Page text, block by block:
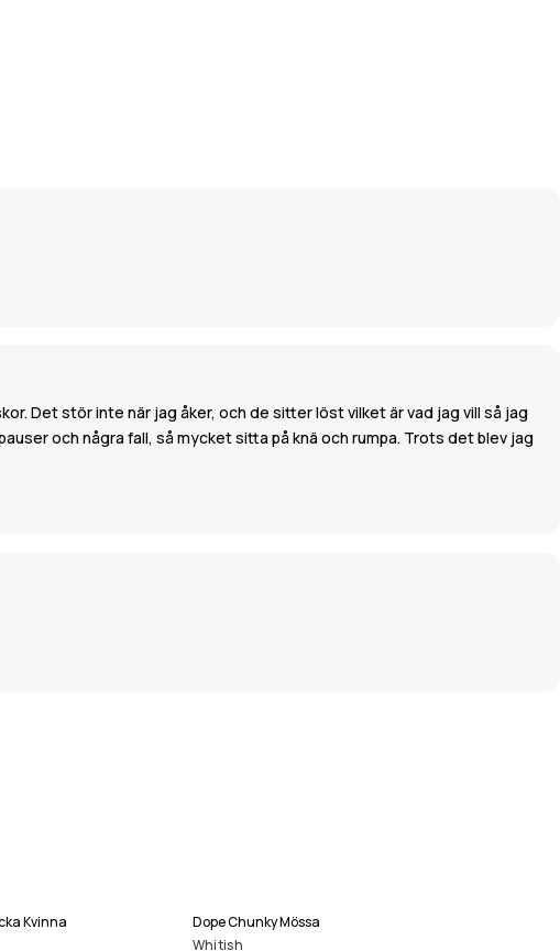
Det stör inte när jag åker, och de sitter löst vilket är vad jag vill så jag
och några fall, så mycket sitta på knä och rumpa. Trots det blev jag
Kvinna
Dope Chunky Mössa
Whitish